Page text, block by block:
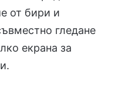
от бири и
гледане
екрана за